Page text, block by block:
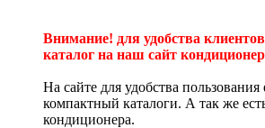
Внимание! для удобства
каталог на наш сайт
На сайте для удобства пользования
компактный каталоги. А так же
кондиционера.